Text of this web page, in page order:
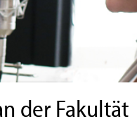
der Fakultät